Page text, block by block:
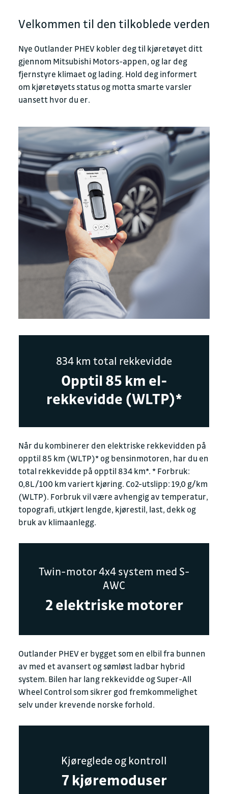
Velkommen til den tilkoblede verden
Nye Outlander PHEV kobler deg til kjøretøyet ditt
gjennom Mitsubishi Motors-appen, og lar deg
fjernstyre klimaet og lading. Hold deg informert
om kjøretøyets status og motta smarte varsler
uansett hvor du er.
834 km total rekkevidde
Opptil 85 km el-
rekkevidde (WLTP)*
Når du kombinerer den elektriske rekkevidden på
opptil 85 km (WLTP)* og bensinmotoren, har du en
total rekkevidde på opptil 834 km*. * Forbruk:
0,8L/100 km variert kjøring. Co2-utslipp: 19,0 g/km
(WLTP). Forbruk vil være avhengig av temperatur,
topografi, utkjørt lengde, kjørestil, last, dekk og
bruk av klimaanlegg.
Twin-motor 4x4 system med S-
AWC
2 elektriske motorer
Outlander PHEV er bygget som en elbil fra bunnen
av med et avansert og sømløst ladbar hybrid
system. Bilen har lang rekkevidde og Super-All
Wheel Control som sikrer god fremkommelighet
selv under krevende norske forhold.
Kjøreglede og kontroll
7 kjøremoduser